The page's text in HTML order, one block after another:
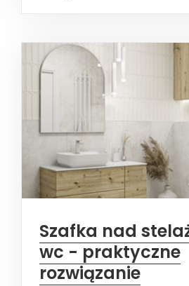
Szafka nad
wc - praktyczne
rozwiązanie